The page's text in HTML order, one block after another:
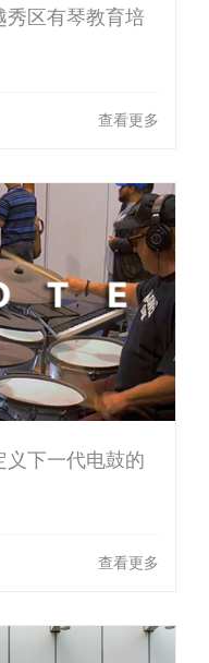
区有琴教育培
查看更多
义下一代电鼓的
查看更多